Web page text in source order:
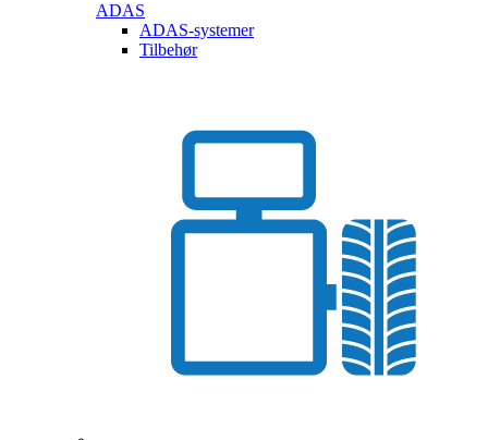
ADAS
ADAS-systemer
Tilbehør